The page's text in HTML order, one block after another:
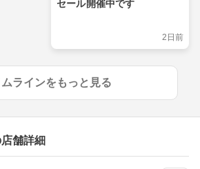
セール開催中です
2日前
ムラインをもっと見る
舗詳細